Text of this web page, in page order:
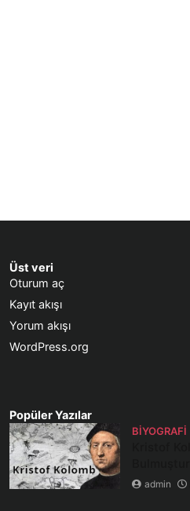
Üst veri
Oturum aç
Kayıt akışı
Yorum akışı
WordPress.org
Popüler Yazılar
BIYOGRAFI
admin